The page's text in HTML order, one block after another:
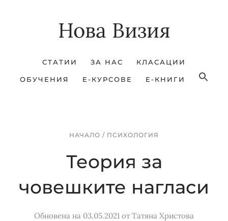
Нова Визия
СТАТИИ ЗА НАС КЛАСАЦИИ
ОБУЧЕНИЯ Е-КУРСОВЕ Е-КНИГИ
НАЧАЛО / ПСИХОЛОГИЯ
Теория за
човешките нагласи
Обновена на 03.05.2021 от Татяна Христова